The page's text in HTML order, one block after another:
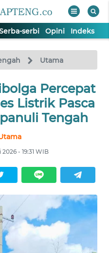
serbi Opini Indeks
Utama
Percepat
Listrik Pasca
Tengah
- 19:31 WIB